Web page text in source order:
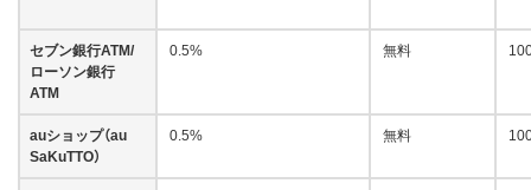
セブン銀行ATM/
ローソン銀行
ATM
0.5% 無料
auショップ（au
SaKuTTO）
0.5% 無料